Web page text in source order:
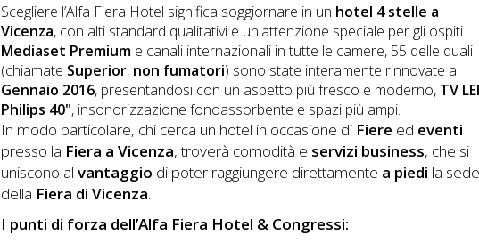
Scegliere l’Alfa Fiera Hotel significa soggiornare in un hotel 4 stelle a
Vicenza, con alti standard qualitativi e un'attenzione speciale per gli ospiti.
Mediaset Premium e canali internazionali in tutte le camere, 55 delle quali
(chiamate Superior, non fumatori) sono state interamente rinnovate a
Gennaio 2016, presentandosi con un aspetto più fresco e moderno, TV
Philips 40", insonorizzazione fonoassorbente e spazi più ampi.
In modo particolare, chi cerca un hotel in occasione di Fiere ed eventi
presso la Fiera a Vicenza, troverà comodità e servizi business, che si
uniscono alvantaggio di poter raggiungere direttamente a piedi la sede
della Fiera di Vicenza.
I punti di forza dell’Alfa Fiera Hotel & Congressi: